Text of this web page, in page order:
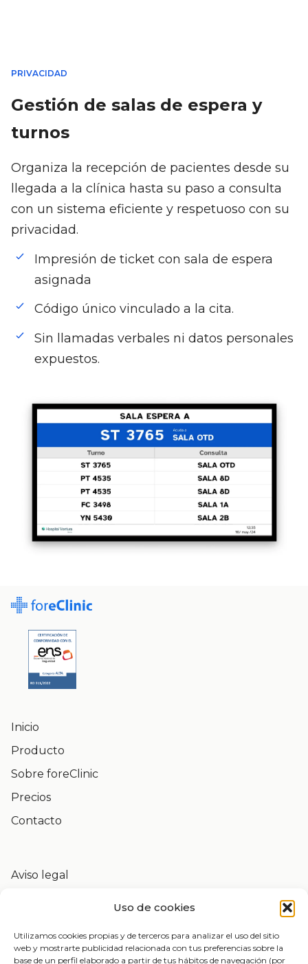
Uso de cookies
Utilizamos cookies propias y de terceros para analizar el uso del sitio
web y mostrarte publicidad relacionada con tus preferencias sobre la
base de un perfil elaborado a partir de tus hábitos de navegación (por
PRIVACIDAD
Gestión de salas de espera y
turnos
Organiza la recepción de pacientes desde su
llegada a la clínica hasta su paso a consulta
con un sistema eficiente y respetuoso con su
privacidad.
Impresión de ticket con sala de espera
asignada
Código único vinculado a la cita.
Sin llamadas verbales ni datos personales
expuestos.
Inicio
Producto
Sobre foreClinic
Precios
Contacto
Aviso legal
Derechos de protección de datos
Certificaciones y Seguridad